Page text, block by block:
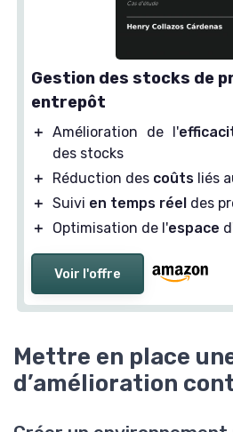
Gestion des stocks de
entrepôt
＋ Amélioration de l'
des stocks
＋
Réduction des coûts liés
＋ Suivi en temps réel des
＋
Optimisation de l'espace
Voir l'offre
Mettre en place
d’amélioration